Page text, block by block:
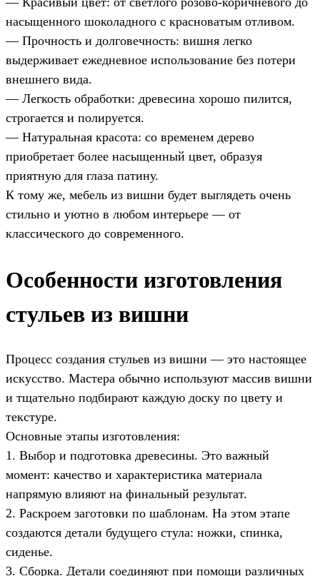
насыщенного шоколадного с красноватым отливом.
— Прочность и долговечность: вишня легко
выдерживает ежедневное использование без потери
внешнего вида.
— Легкость обработки: древесина хорошо пилится,
строгается и полируется.
— Натуральная красота: со временем дерево
приобретает более насыщенный цвет, образуя
приятную для глаза патину.
К тому же, мебель из вишни будет выглядеть очень
стильно и уютно в любом интерьере — от
классического до современного.
Особенности изготовления
стульев из вишни
Процесс создания стульев из вишни — это настоящее
искусство. Мастера обычно используют массив вишни
и тщательно подбирают каждую доску по цвету и
текстуре.
Основные этапы изготовления:
1. Выбор и подготовка древесины. Это важный
момент: качество и характеристика материала
напрямую влияют на финальный результат.
2. Раскроем заготовки по шаблонам. На этом этапе
создаются детали будущего стула: ножки, спинка,
сиденье.
3. Сборка. Детали соединяют при помощи различных